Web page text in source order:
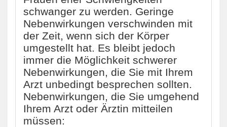
schwanger zu werden. Geringe
Nebenwirkungen verschwinden mit
der Zeit, wenn sich der Körper
umgestellt hat. Es bleibt jedoch
immer die Möglichkeit schwerer
Nebenwirkungen, die Sie mit Ihrem
Arzt unbedingt besprechen sollten.
Nebenwirkungen, die Sie umgehend
Ihrem Arzt oder Ärztin mitteilen
müssen: